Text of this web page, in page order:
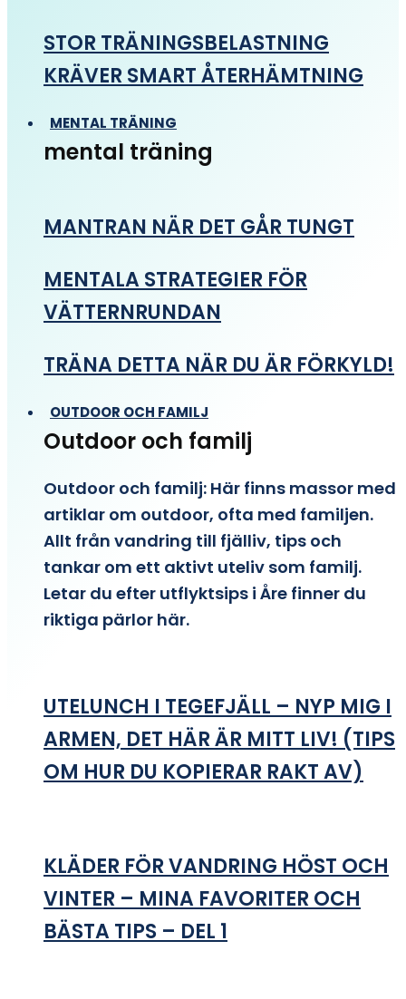
STOR TRÄNINGSBELASTNING
KRÄVER SMART ÅTERHÄMTNING
MENTAL TRÄNING
mental träning
MANTRAN NÄR DET GÅR TUNGT
MENTALA STRATEGIER FÖR
VÄTTERNRUNDAN
TRÄNA DETTA NÄR DU ÄR FÖRKYLD!
OUTDOOR OCH FAMILJ
Outdoor och familj
Outdoor och familj: Här finns massor med
artiklar om outdoor, ofta med familjen.
Allt från vandring till fjälliv, tips och
tankar om ett aktivt uteliv som familj.
Letar du efter utflyktsips i Åre finner du
riktiga pärlor här.
UTELUNCH I TEGEFJÄLL – NYP MIG I
ARMEN, DET HÄR ÄR MITT LIV! (TIPS
OM HUR DU KOPIERAR RAKT AV)
KLÄDER FÖR VANDRING HÖST OCH
VINTER – MINA FAVORITER OCH
BÄSTA TIPS – DEL 1